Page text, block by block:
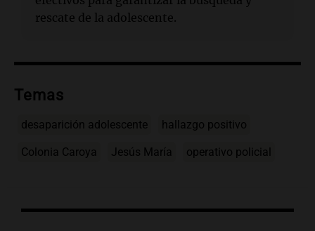
rescate de la adolescente.
Temas
desaparición adolescente hallazgo positivo
Colonia Caroya Jesús María operativo policial